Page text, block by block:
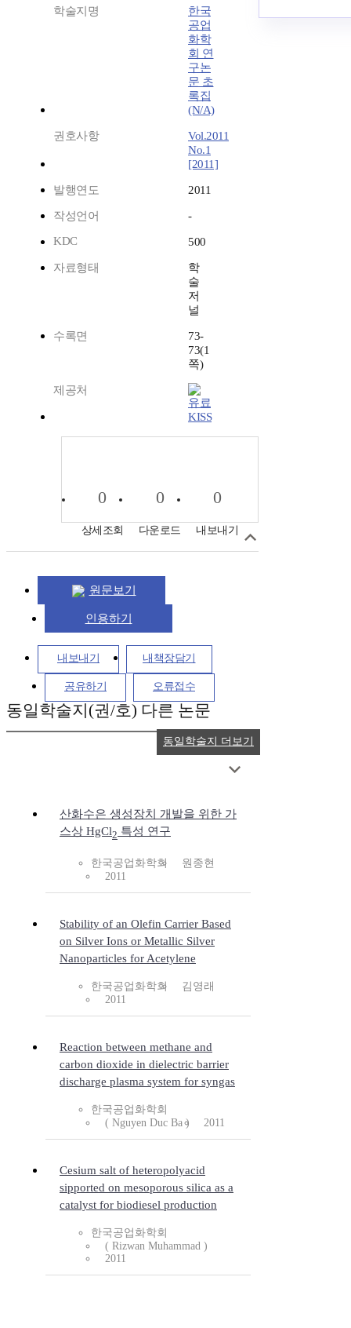
학술지명
한국
공업
화학
회 연
구논
문 초
록집
(N/A)
권호사항
Vol.2011
No.1
[2011]
발행연도 2011
작성언어
-
KDC
500
자료형태
학
술
저
널
수록면
73-
73(1
쪽)
제공처
KISS
0
상세조회
0
다운로드
0
내보내기
원문보기
인용하기
내보내기 내책장담기
공유하기 오류접수
동일학술지(권/호) 다른 논문
산화수은 생성장치 개발을 위한 가
스상 HgCl2 특성 연구
한국공업화학회
원종현
2011
Stability of an Olefin Carrier Based
on Silver Ions or Metallic Silver
Nanoparticles for Acetylene
한국공업화학회
김영래
2011
Reaction between methane and
carbon dioxide in dielectric barrier
discharge plasma system for syngas
한국공업화학회
( Nguyen Duc Ba )
2011
Cesium salt of heteropolyacid
sipported on mesoporous silica as a
catalyst for biodiesel production
한국공업화학회
( Rizwan Muhammad )
2011
동일학술지 더보기